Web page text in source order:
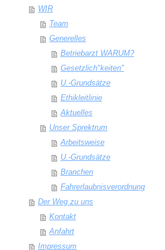
WIR
Team
Generelles
Betriebarzt WARUM?
Gesetzlich"keiten"
U.-Grundsätze
Ethikleitlinie
Aktuelles
Unser Sprektrum
Arbeitsweise
U.-Grundsätze
Branchen
Fahrerlaubnisverordnung
Der Weg zu uns
Kontakt
Anfahrt
Impressum